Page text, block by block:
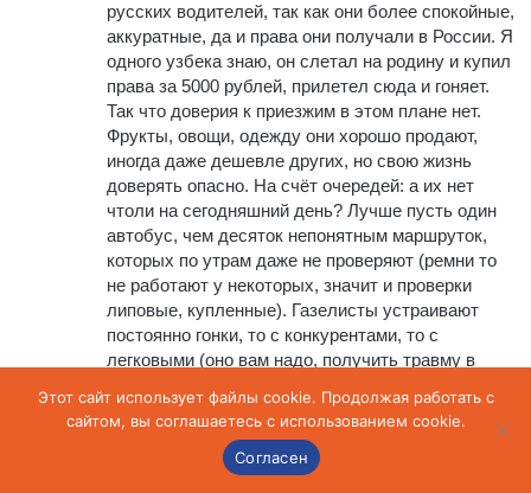
русских водителей, так как они более спокойные,
аккуратные, да и права они получали в России. Я
одного узбека знаю, он слетал на родину и купил
права за 5000 рублей, прилетел сюда и гоняет.
Так что доверия к приезжим в этом плане нет.
Фрукты, овощи, одежду они хорошо продают,
иногда даже дешевле других, но свою жизнь
доверять опасно. На счёт очередей: а их нет
чтоли на сегодняшний день? Лучше пусть один
автобус, чем десяток непонятным маршруток,
которых по утрам даже не проверяют (ремни то
не работают у некоторых, значит и проверки
липовые, купленные). Газелисты устраивают
постоянно гонки, то с конкурентами, то с
легковыми (оно вам надо, получить травму в
Каждый автобус надо оборудовать счётчиком
пассажиров, чтобы он отправлял автоматически
данные на сервер. Зачем? Чтобы отслеживать
Этот сайт использует файлы cookie. Продолжая работать с
сайтом, вы соглашаетесь с использованием cookie.
Согласен